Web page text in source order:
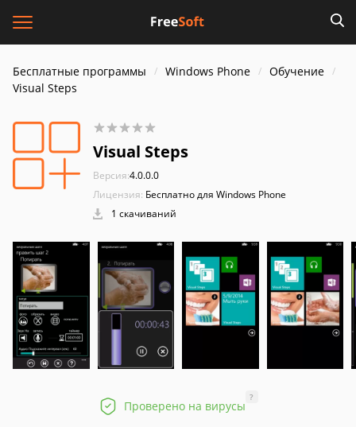
Бесплатные программы Windows Phone
Обучение
Visual Steps
Visual Steps
Версия:4.0.0.0
Лицензия: Бесплатно для Windows Phone
1 скачиваний
Проверено на вирусы
?